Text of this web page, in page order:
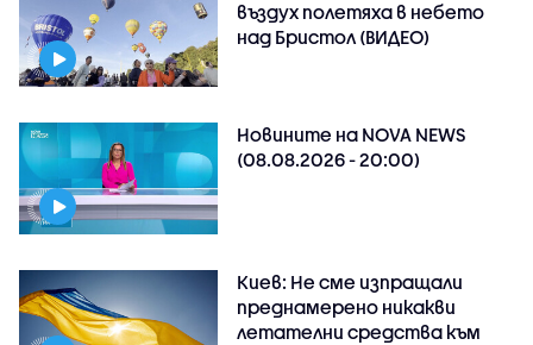
въздух полетяха в небето
над Бристол (ВИДЕО)
Новините на NOVA NEWS
(08.08.2026 - 20:00)
Киев: Не сме изпращали
преднамерено никакви
летателни средства към